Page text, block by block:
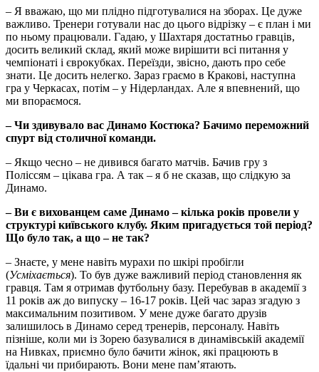
– Я вважаю, що ми плідно підготувалися на зборах. Це дуже
важливо. Тренери готували нас до цього відрізку – є план і ми
по ньому працювали. Гадаю, у Шахтаря достатньо гравців,
досить великий склад, який може вирішити всі питання у
чемпіонаті і єврокубках. Переїзди, звісно, дають про себе
знати. Це досить нелегко. Зараз граємо в Кракові, наступна
гра у Черкасах, потім – у Нідерландах. Але я впевнений, що
ми впораємося.
– Чи здивувало вас Динамо Костюка? Бачимо переможний
спурт від столичної команди.
– Якщо чесно – не дивився багато матчів. Бачив гру з
Поліссям – цікава гра. А так – я б не сказав, що слідкую за
Динамо.
– Ви є вихованцем саме Динамо – кілька років провели у
структурі київського клубу. Яким пригадується той період?
Що було так, а що – не так?
– Знаєте, у мене навіть мурахи по шкірі пробігли
(Усміхається). То був дуже важливий період становлення як
гравця. Там я отримав футбольну базу. Перебував в академії з
11 років аж до випуску – 16-17 років. Цей час зараз згадую з
максимальним позитивом. У мене дуже багато друзів
залишилось в Динамо серед тренерів, персоналу. Навіть
пізніше, коли ми із Зорею базувалися в динамівській академії
на Нивках, приємно було бачити жінок, які працюють в
їдальні чи прибирають. Вони мене пам’ятають.